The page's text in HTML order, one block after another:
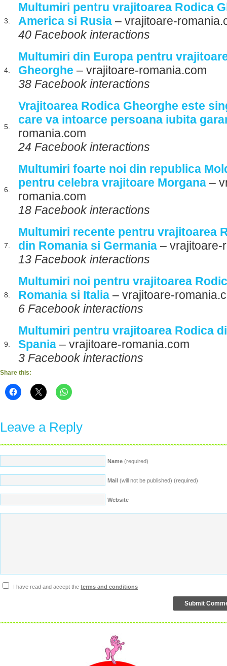
3.
Multumiri pentru vrajitoarea Rodica
America si Rusia – vrajitoare-
40 Facebook interactions
4.
Multumiri din Europa pentru
Gheorghe – vrajitoare-romania.com
38 Facebook interactions
5.
Vrajitoarea Rodica Gheorghe este
care va intoarce persoana iubita
romania.com
24 Facebook interactions
6.
Multumiri foarte noi din republica
pentru celebra vrajitoare Morgana –
romania.com
18 Facebook interactions
7.
Multumiri recente pentru vrajitoarea
din Romania si Germania – vrajitoare-
13 Facebook interactions
8.
Multumiri noi pentru vrajitoarea
Romania si Italia – vrajitoare-
6 Facebook interactions
9.
Multumiri pentru vrajitoarea Rodica
Spania – vrajitoare-romania.com
3 Facebook interactions
Share this:
Leave a Reply
Name (required)
Mail (will not be published) (required)
Website
I have read and accept the terms and conditions